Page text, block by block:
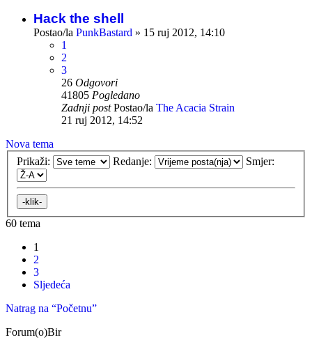
Hack the shell
Postao/la PunkBastard » 15 ruj 2012, 14:10
1
2
3
26 Odgovori
41805 Pogledano
Zadnji postPostao/la The Acacia Strain
21 ruj 2012, 14:52
Nova tema
Prikaži:
Redanje: Smjer:
60 tema
1
2
3
Sljedeća
Natrag na “Početnu”
Forum(o)Bir